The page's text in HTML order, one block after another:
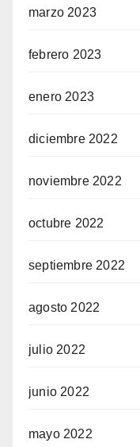
marzo 2023
febrero 2023
enero 2023
diciembre 2022
noviembre 2022
octubre 2022
septiembre 2022
agosto 2022
julio 2022
junio 2022
mayo 2022